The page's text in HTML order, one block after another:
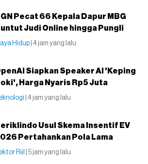
Pecat 66 Kepala Dapur MBG
Judi Online hingga Pungli
Hidup | 4 jam yang lalu
Siapkan Speaker AI 'Keping
Harga Nyaris Rp5 Juta
| 4 jam yang lalu
Usul Skema Insentif EV
Pertahankan Pola Lama
Riil | 5 jam yang lalu